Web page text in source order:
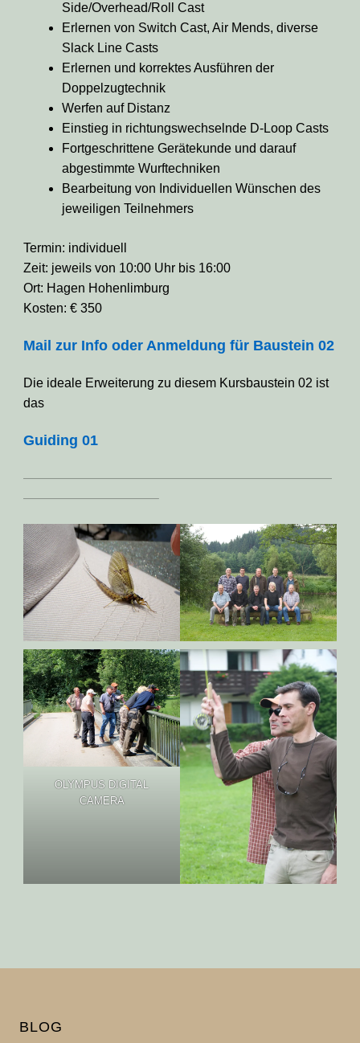
Side/Overhead/Roll Cast
Erlernen von Switch Cast, Air Mends, diverse
Slack Line Casts
Erlernen und korrektes Ausführen der
Doppelzugtechnik
Werfen auf Distanz
Einstieg in richtungswechselnde D-Loop Casts
Fortgeschrittene Gerätekunde und darauf
abgestimmte Wurftechniken
Bearbeitung von Individuellen Wünschen des
jeweiligen Teilnehmers
Termin: individuell
Zeit: jeweils von 10:00 Uhr bis 16:00
Ort: Hagen Hohenlimburg
Kosten: € 350
Mail zur Info oder Anmeldung für Baustein 02
Die ideale Erweiterung zu diesem Kursbaustein 02 ist
das
Guiding 01
————————————————————————
——————————–
OLYMPUS DIGITAL
CAMERA
BLOG